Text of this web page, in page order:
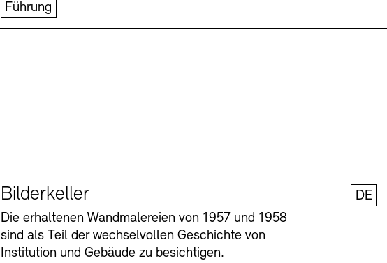
Führung
Bilderkeller
Die erhaltenen Wandmalereien von 1957 und 1958
sind als Teil der wechselvollen Geschichte von
Institution und Gebäude zu besichtigen.
DE